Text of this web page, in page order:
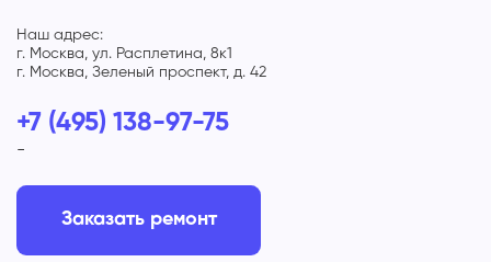
Наш адрес:
г. Москва, ул. Расплетина, 8к1
г. Москва, Зеленый проспект, д. 42
+7 (495) 138-97-75
-
Заказать ремонт